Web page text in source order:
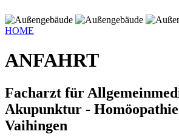
HOME
ANFAHRT
Facharzt für
Akupunktur -
Vaihingen